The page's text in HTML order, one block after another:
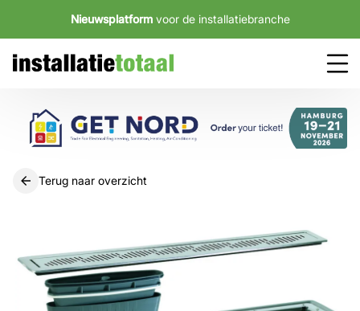
Nieuwsplatform voor de installatiebranche
Terug naar overzicht